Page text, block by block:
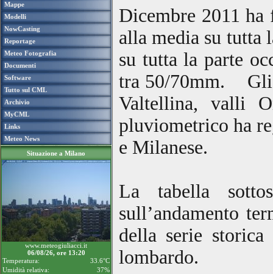
Mappe
Modelli
NowCasting
Reportage
Meteo Fotografia
Documenti
Software
Tutto sul CML
Archivio
MyCML
Links
Meteo News
Situazione a Milano
www.meteogiuliacci.it
06/08/26, ore 13:20
Temperatura:
33.6°C
Umidità relativa:
37%
Dicembre 2011
alla media su
su tutta la parte
tra 50/70mm.
Valtellina, valli
pluviometrico ha
e Milanese.
La tabella
sull’andamento
della serie
lombardo.